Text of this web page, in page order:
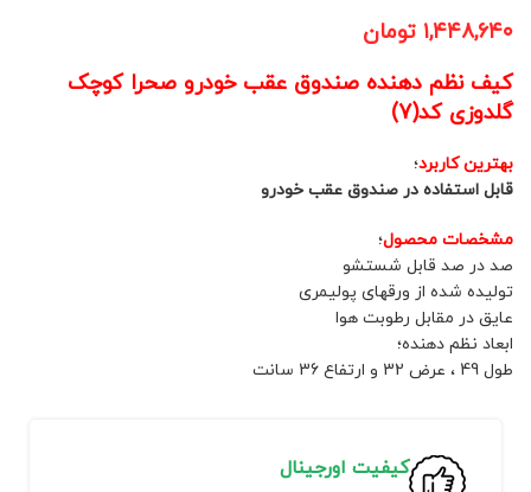
۱,۴۴۸,۶۴۰ تومان
کیف نظم دهنده صندوق عقب خودرو صحرا کوچک
گلدوزی کد(7)
بهترین کاربرد؛
قابل استفاده در صندوق عقب خودرو
مشخصات محصول؛
صد در صد قابل شستشو
تولیده شده از ورقهای پولیمری
عایق در مقابل رطوبت هوا
ابعاد نظم دهنده؛
طول 49 ، عرض 32 و ارتفاع 36 سانت
کیفیت اورجینال